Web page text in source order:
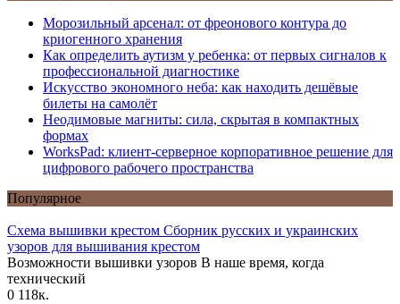
Морозильный арсенал: от фреонового контура до
криогенного хранения
Как определить аутизм у ребенка: от первых сигналов к
профессиональной диагностике
Искусство экономного неба: как находить дешёвые
билеты на самолёт
Неодимовые магниты: сила, скрытая в компактных
формах
WorksPad: клиент-серверное корпоративное решение для
цифрового рабочего пространства
Популярное
Схема вышивки крестом Сборник русских и украинских
узоров для вышивания крестом
Возможности вышивки узоров В наше время, когда
технический
0 118к.